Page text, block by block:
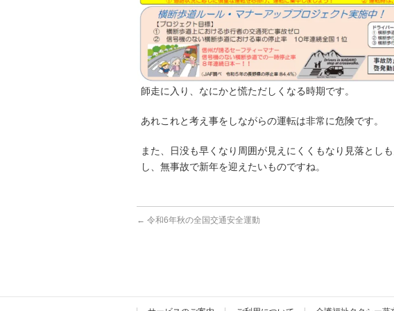
師走に入り、なにかと慌ただしくなる時期です。
あれこれと考え事をしながらの運転は非常に危険です。
また、日没も早くなり周囲が見えにくくもなり見落とし
し、無事故で新年を迎えたいものですね。
← 令和6年秋の全国交通安全運動